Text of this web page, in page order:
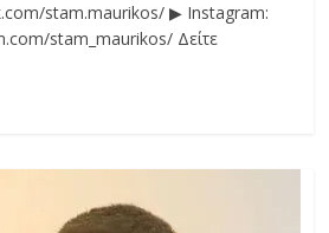
stam.maurikos/ ▶ Instagram:
stam_maurikos/ Δείτε